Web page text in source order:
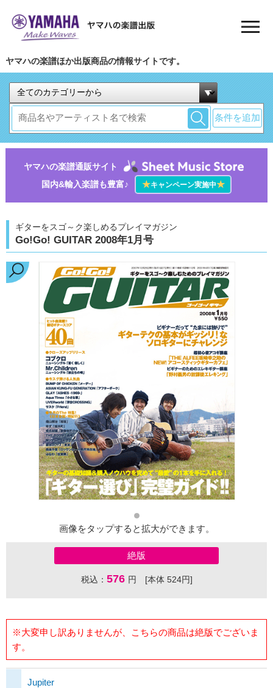
ヤマハの楽譜ほか出版商品の情報サイトです。
条件を追加
ヤマハの楽譜通販サイト
国内&輸入楽譜も豊富♪
★キャンペーン実施中★
ギターをスゴ～ク楽しめるプレイマガジン
Go!Go! GUITAR 2008年1月号
画像をタップすると拡大ができます。
絶版
税込： 576 円 [本体 524円]
※大変申し訳ありませんが、こちらの商品は絶版でございま
す。
Jupiter